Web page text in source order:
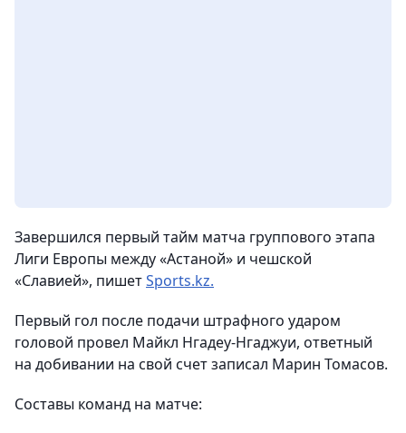
Завершился первый тайм матча группового этапа
Лиги Европы между «Астаной» и чешской
«Славией», пишетSports.kz.
Первый гол после подачи штрафного ударом
головой провел Майкл Нгадеу-Нгаджуи, ответный
на добивании на свой счет записал Марин Томасов.
Составы команд на матче: